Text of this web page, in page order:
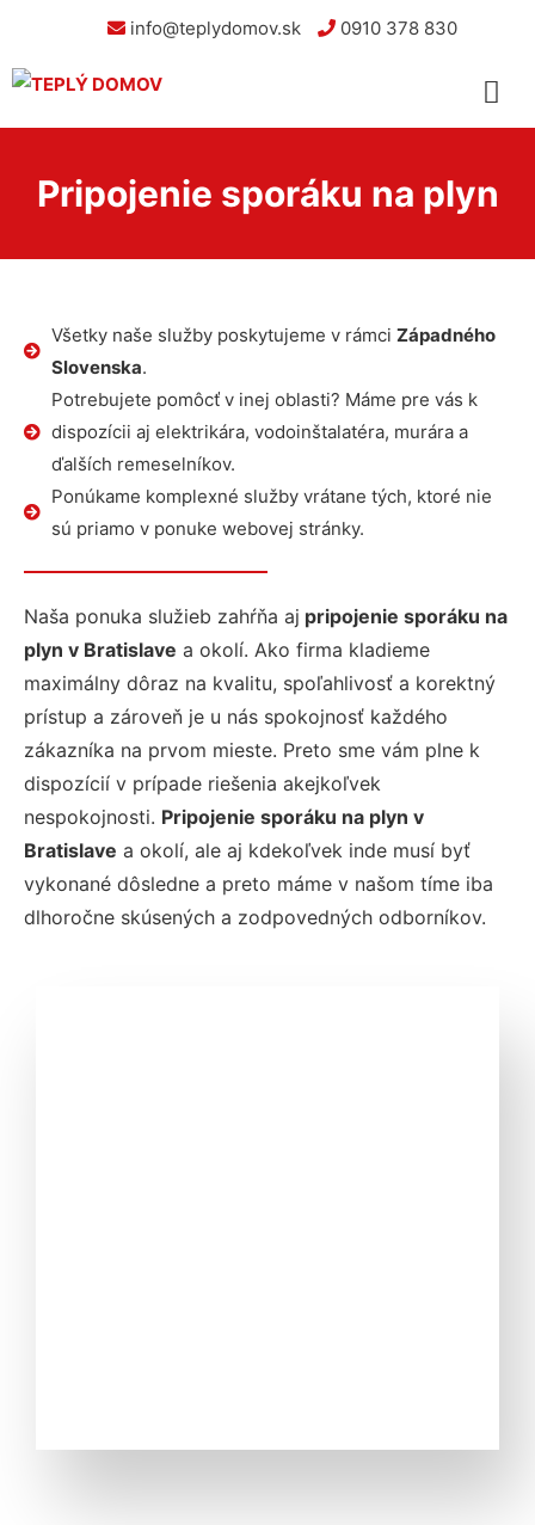
info@teplydomov.sk 0910 378 830
Pripojenie sporáku na plyn
Všetky naše služby poskytujeme v rámci Západného
Slovenska.
Potrebujete pomôcť v inej oblasti? Máme pre vás k
dispozícii aj elektrikára, vodoinštalatéra, murára a
ďalších remeselníkov.
Ponúkame komplexné služby vrátane tých, ktoré nie
sú priamo v ponuke webovej stránky.
Naša ponuka služieb zahŕňa aj pripojenie sporáku na
plyn v Bratislave a okolí. Ako firma kladieme
maximálny dôraz na kvalitu, spoľahlivosť a korektný
prístup a zároveň je u nás spokojnosť každého
zákazníka na prvom mieste. Preto sme vám plne k
dispozícií v prípade riešenia akejkoľvek
nespokojnosti. Pripojenie sporáku na plyn v
Bratislave a okolí, ale aj kdekoľvek inde musí byť
vykonané dôsledne a preto máme v našom tíme iba
dlhoročne skúsených a zodpovedných odborníkov.